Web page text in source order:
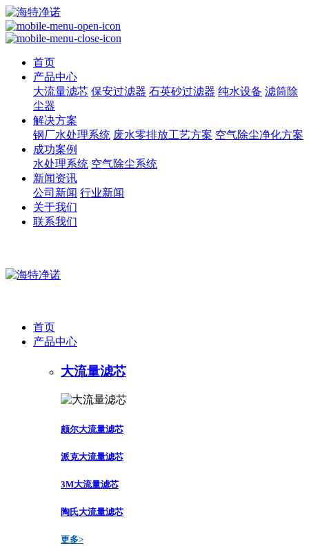
首页
产品中心
大流量滤芯 保安过滤器 石英砂过滤器 纯水设备 滤筒除
尘器
解决方案
钢厂水处理系统 废水零排放工艺方案 空气除尘净化方案
成功案例
水处理系统 空气除尘系统
新闻资讯
公司新闻 行业新闻
关于我们
联系我们
首页
产品中心
大流量滤芯
颇尔大流量滤芯
派克大流量滤芯
3M大流量滤芯
陶氏大流量滤芯
更多>